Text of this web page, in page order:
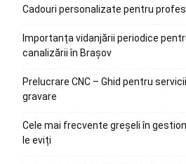
Cadouri personalizate pentru
Importanța vidanjării periodice
canalizării în Brașov
Prelucrare CNC – Ghid pentru
gravare
Cele mai frecvente greșeli în
le eviți